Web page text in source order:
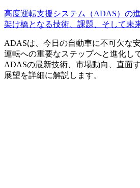
高度運転支援システム（ADAS）の
架け橋となる技術、課題、そして未
ADASは、今日の自動車に不可欠な
運転への重要なステップへと進化し
ADASの最新技術、市場動向、直面
展望を詳細に解説します。